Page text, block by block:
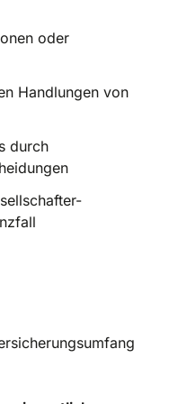
oder
Handlungen von
durch